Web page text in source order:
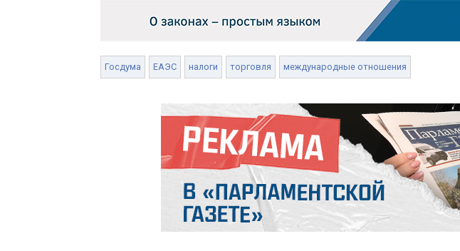
Госдума ЕАЭС налоги торговля международные отношения